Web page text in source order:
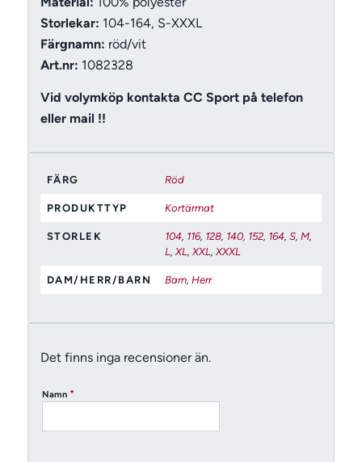
Storlekar: 104-164, S-XXXL
Färgnamn: röd/vit
Art.nr: 1082328
Vid volymköp kontakta CC Sport på telefon
eller mail !!
FÄRG Röd
PRODUKTTYP Kortärmat
STORLEK 104, 116, 128, 140, 152, 164, S, M,
L,XL,XXL,XXXL
DAM/HERR/BARN Barn, Herr
Det finns inga recensioner än.
Namn *